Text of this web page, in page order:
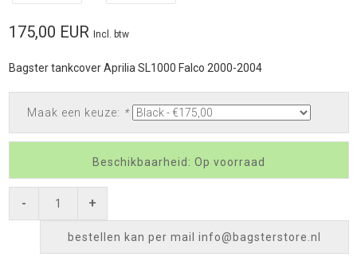
175,00 EUR Incl. btw
Bagster tankcover Aprilia SL1000 Falco 2000-2004
Maak een keuze: *
Beschikbaarheid: Op voorraad
- +
bestellen kan per mail info@bagsterstore.nl